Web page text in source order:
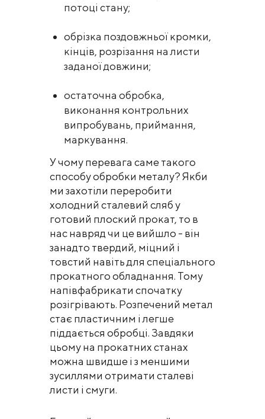
потоці стану;
обрізка поздовжньої кромки,
кінців, розрізання на листи
заданої довжини;
остаточна обробка,
виконання контрольних
випробувань, приймання,
маркування.
У чому перевага саме такого
способу обробки металу? Якби
ми захотіли переробити
холодний сталевий сляб у
готовий плоский прокат, то в
нас навряд чи це вийшло - він
занадто твердий, міцний і
товстий навіть для спеціального
прокатного обладнання. Тому
напівфабрикати спочатку
розігрівають. Розпечений метал
стає пластичним і легше
піддається обробці. Завдяки
цьому на прокатних станах
можна швидше і з меншими
зусиллями отримати сталеві
листи і смуги.